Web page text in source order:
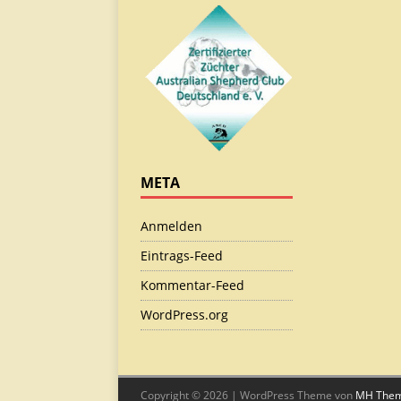
META
Anmelden
Eintrags-Feed
Kommentar-Feed
WordPress.org
Copyright © 2026 | WordPress Theme von MH